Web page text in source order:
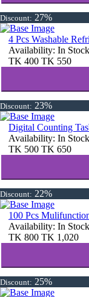
Discount: 27%
4 Pcs Washable
Availability: In Stock
TK 400 TK 550
Discount: 23%
Digital Counting
Availability: In Stock
TK 500 TK 650
Discount: 22%
100 Pcs
Availability: In Stock
TK 800 TK 1,020
Discount: 25%